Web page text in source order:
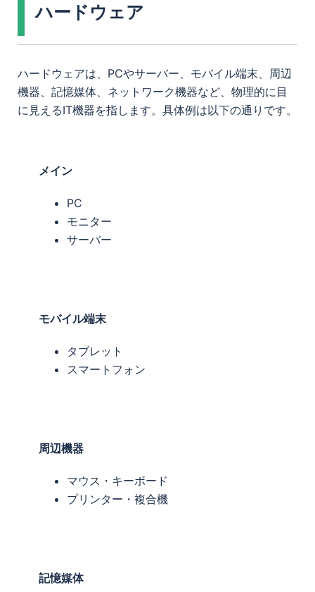
ハードウェア
ハードウェアは、PCやサーバー、モバイル端末、周辺
機器、記憶媒体、ネットワーク機器など、物理的に目
に見えるIT機器を指します。具体例は以下の通りです。
メイン
PC
モニター
サーバー
モバイル端末
タブレット
スマートフォン
周辺機器
マウス・キーボード
プリンター・複合機
記憶媒体